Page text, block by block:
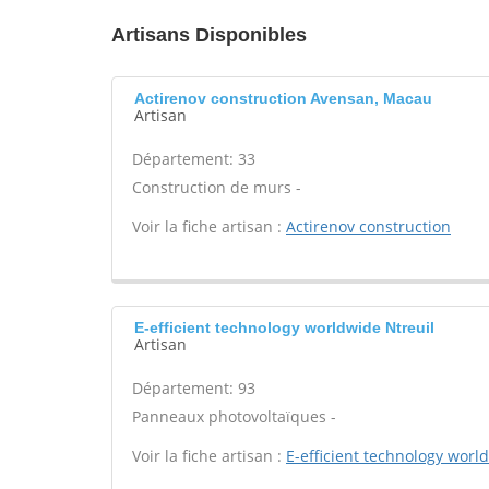
Artisans Disponibles
Actirenov construction Avensan, Macau
Artisan
Département: 33
Construction de murs -
Voir la fiche artisan : Actirenov construction
E-efficient technology worldwide Ntreuil
Artisan
Département: 93
Panneaux photovoltaïques -
Voir la fiche artisan : E-efficient technology